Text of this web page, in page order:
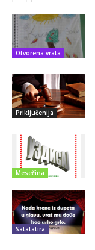
Otvorena vrata
Priključenija
Mesečina
Satatatira